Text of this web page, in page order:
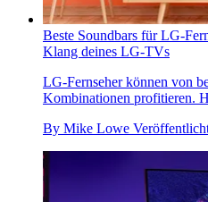
Beste Soundbars für LG-
Klang deines LG-TVs
LG-Fernseher können von
Kombinationen profitieren.
By Mike Lowe